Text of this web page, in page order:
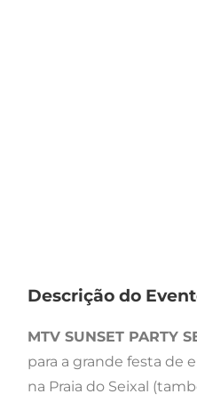
Descrição do
MTV SUNSET PARTY
para a grande festa de
na Praia do Seixal